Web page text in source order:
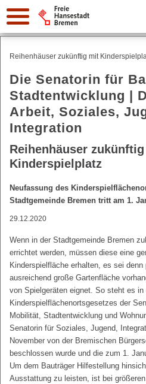
Suche:
Reihenhäuser zukünftig mit
Die Senatorin für
Stadtentwicklung |
Arbeit, Soziales,
Integration
Reihenhäuser
Kinderspielplatz
Neufassung des
Stadtgemeinde Bremen tritt am 1.
29.12.2020
Wenn in der Stadtgemeinde Bremen
errichtet werden, müssen diese eine
Kinderspielfläche erhalten, es sei
ausreichend große Gartenfläche
von Spielgeräten eignet. So steht es in
Kinderspielflächenortsgesetzes der
Mobilität, Stadtentwicklung und
Senatorin für Soziales, Jugend,
November von der Bremischen
beschlossen wurde und die zum 1.
Um dem Bauträger Hilfestellung
Ausstattung zu leisten, ist bei